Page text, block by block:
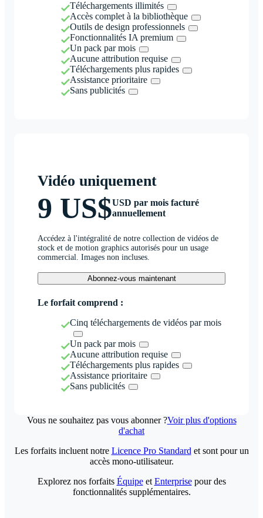
Téléchargements illimités
Accès complet à la bibliothèque
Outils de design professionnels
Fonctionnalités IA premium
Un pack par mois
Aucune attribution requise
Téléchargements plus rapides
Assistance prioritaire
Sans publicités
Vidéo uniquement
9 US$USD par mois facturé
annuellement
Accédez à l'intégralité de notre collection de vidéos de
stock et de motion graphics autorisés pour un usage
commercial. Images non incluses.
Abonnez-vous maintenant
Le forfait comprend :
Cinq téléchargements de vidéos par mois
Un pack par mois
Aucune attribution requise
Téléchargements plus rapides
Assistance prioritaire
Sans publicités
Vous ne souhaitez pas vous abonner ?Voir plus d'options
d'achat
Les forfaits incluent notre Licence Pro Standard et sont pour un
accès mono-utilisateur.
Explorez nos forfaits Équipeet Enterprisepour des
fonctionnalités supplémentaires.